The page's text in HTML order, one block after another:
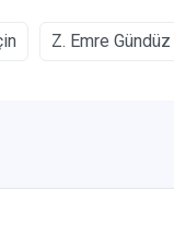
Z. Emre Gündüz